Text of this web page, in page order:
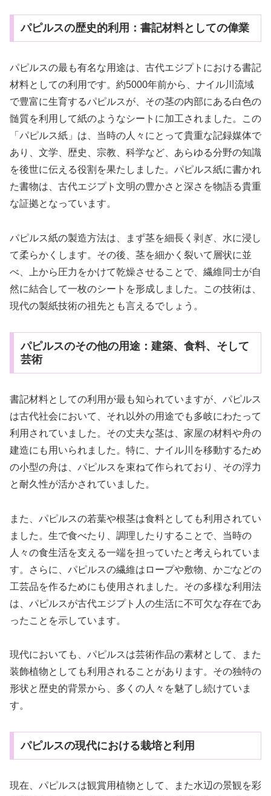
パピルスの歴史的利用：書記材料としての偉業
パピルスの最も有名な用途は、古代エジプトにおける書記
材料としての利用です。約5000年前から、ナイル川流域
で豊富に生育するパピルスが、その茎の内部にある白色の
髄質を利用して紙のようなシートに加工されました。この
「パピルス紙」は、当時の人々にとって貴重な記録媒体で
あり、文学、歴史、宗教、科学など、あらゆる分野の知識
を後世に伝える役割を果たしました。パピルス紙に書かれ
た書物は、古代エジプト文明の豊かさと深さを物語る貴重
な証拠となっています。
パピルス紙の製造方法は、まず茎を細長く剥ぎ、水に浸し
て柔らかくします。その後、茎を細かく裂いて層状に並
べ、上から圧力をかけて乾燥させることで、繊維同士が自
然に結合して一枚のシートを形成しました。この技術は、
現代の製紙技術の祖先とも言えるでしょう。
パピルスのその他の用途：建築、食料、そして
芸術
書記材料としての利用が最も知られていますが、パピルス
は古代社会において、それ以外の用途でも多岐にわたって
利用されていました。その丈夫な茎は、家屋の材料や舟の
建造にも用いられました。特に、ナイル川を移動するため
の小型の舟は、パピルスを束ねて作られており、その浮力
と耐久性が活かされていました。
また、パピルスの若葉や根茎は食料としても利用されてい
ました。生で食べたり、調理したりすることで、当時の
人々の食生活を支える一端を担っていたと考えられていま
す。さらに、パピルスの繊維はロープや敷物、かごなどの
工芸品を作るためにも使用されました。その多様な利用法
は、パピルスが古代エジプト人の生活に不可欠な存在であ
ったことを示しています。
現代においても、パピルスは芸術作品の素材として、また
装飾植物としても利用されることがあります。その独特の
形状と歴史的背景から、多くの人々を魅了し続けていま
す。
パピルスの現代における栽培と利用
現在、パピルスは観賞用植物として、また水辺の景観を彩